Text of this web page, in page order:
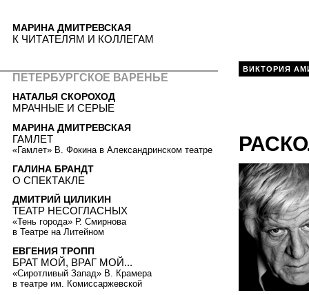
ВИКТОРИЯ
МАРИНА ДМИТРЕВСКАЯ
К ЧИТАТЕЛЯМ И КОЛЛЕГАМ
ПЕТЕРБУРГСКОЕ ВАРЕНЬЕ
НАТАЛЬЯ СКОРОХОД
МРАЧНЫЕ И СЕРЫЕ
МАРИНА ДМИТРЕВСКАЯ
ГАМЛЕТ
«Гамлет» В. Фокина в Александринском театре
ГАЛИНА БРАНДТ
О СПЕКТАКЛЕ
ДМИТРИЙ ЦИЛИКИН
ТЕАТР НЕСОГЛАСНЫХ
«Тень города» Р. Смирнова
в Театре на Литейном
ЕВГЕНИЯ ТРОПП
БРАТ МОЙ, ВРАГ МОЙ...
«Сиротливый Запад» В. Крамера
в театре им. Комиссаржевской